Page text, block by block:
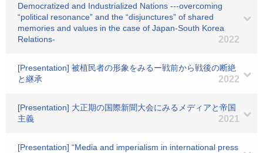
Democratized and Industrialized Nations ---overcoming
“political resonance” and the “disjunctures” of shared
memories and values in the case of Japan-South Korea
Relations-
2022
[Presentation] 被植民者の形象をみるー戦前から戦後の断絶
と継承
2022
[Presentation] 大正期の国際新聞大会にみるメディアと帝国
主義
2021
[Presentation] “Media and imperialism in international press